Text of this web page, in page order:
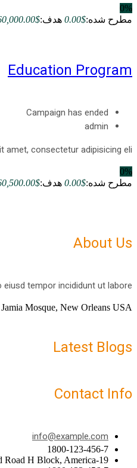
0%
مطرح شده:$0.00 هدف:$60,000.00
Education Program
Campaign has ended
admin
consectetur adipisicing eli...
0%
مطرح شده:$0.00 هدف:$60,500.00
About Us
tempor incididunt ut labore.
Jamia Mosque, New Orleans USA
Latest Blogs
Contact Info
info@example.com
1800-123-456-7
19-J David Road H Block, America